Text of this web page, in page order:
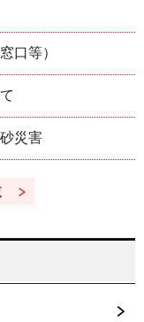
口等）
災害